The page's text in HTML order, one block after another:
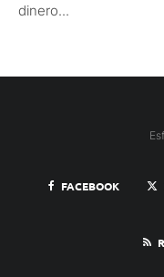
dinero...
FACEBOOK